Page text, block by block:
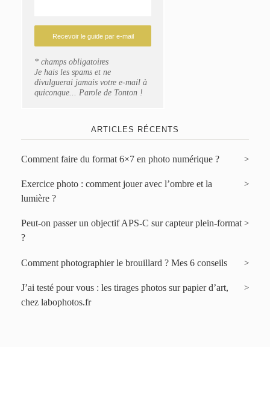
* champs obligatoires
Je hais les spams et ne
divulguerai jamais votre e-mail à
quiconque... Parole de Tonton !
ARTICLES RÉCENTS
Comment faire du format 6×7 en photo numérique ?
Exercice photo : comment jouer avec l’ombre et la
lumière ?
Peut-on passer un objectif APS-C sur capteur plein-format
?
Comment photographier le brouillard ? Mes 6 conseils
J’ai testé pour vous : les tirages photos sur papier d’art,
chez labophotos.fr